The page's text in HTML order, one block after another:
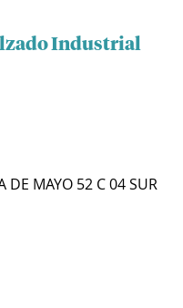
Industrial
DE MAYO 52 C 04 SUR